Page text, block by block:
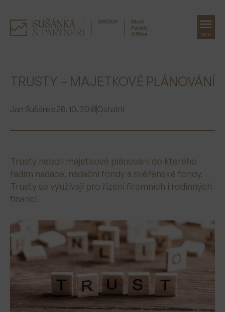
obsah
MENU
TRUSTY – MAJETKOVÉ PLÁNOVÁNÍ
Jan Sušánka28. 10. 2018Ostatní
Trusty neboli majetkové plánování do kterého
řadím nadace, nadační fondy a svěřenské fondy.
Trusty se využívají pro řízení firemních i rodinných
financí.